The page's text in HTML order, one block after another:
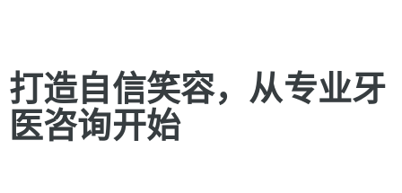
打造自信笑容，从专业牙
医咨询开始